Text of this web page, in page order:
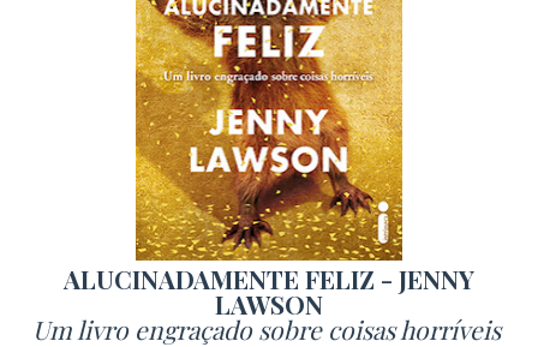
ALUCINADAMENTE FELIZ - JENNY
LAWSON
Um livro engraçado sobre coisas horríveis